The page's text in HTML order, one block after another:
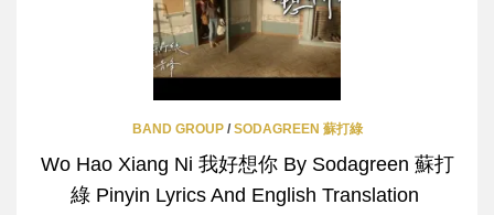
BAND GROUP/ SODAGREEN 蘇打綠
Wo Hao Xiang Ni 我好想你 By Sodagreen 蘇打
綠 Pinyin Lyrics And English Translation